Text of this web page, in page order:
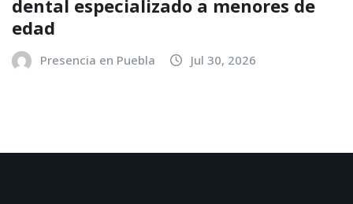
dental especializado a menores de
edad
Presencia en Puebla Jul 30, 2026